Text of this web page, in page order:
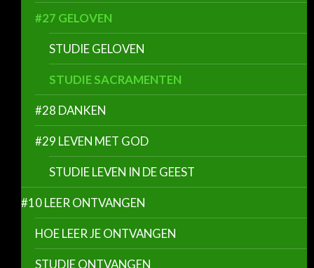
#27 GELOVEN
STUDIE GELOVEN
STUDIE SACRAMENTEN
#28 DANKEN
#29 LEVEN MET GOD
STUDIE LEVEN IN DE GEEST
#10 LEER ONTVANGEN
HOE LEER JE ONTVANGEN
STUDIE ONTVANGEN